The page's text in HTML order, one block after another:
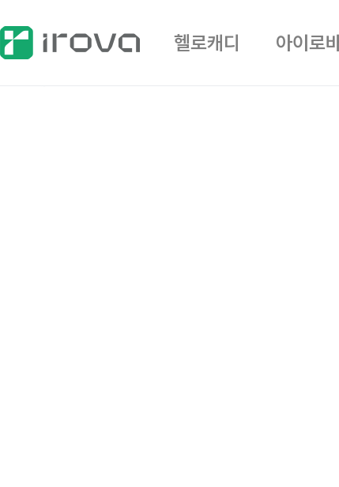
헬로캐디 아이로